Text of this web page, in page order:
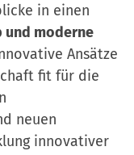
in einen
und moderne
Ansätze
fit für die
neuen
innovativer